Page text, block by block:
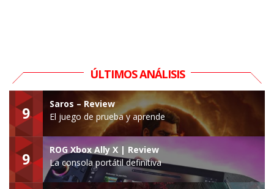
ÚLTIMOS ANÁLISIS
9
Saros – Review
El juego de prueba y aprende
9
ROG Xbox Ally X | Review
La consola portátil definitiva